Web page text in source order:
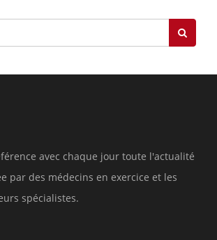
avec chaque jour toute l'actualité
par des médecins en exercice et les
spécialistes.